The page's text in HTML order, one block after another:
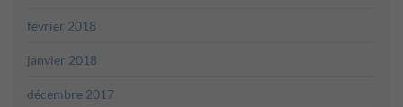
février 2018
janvier 2018
décembre 2017